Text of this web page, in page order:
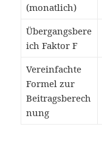
(monatlich)
Übergangsbere
ich Faktor F
Vereinfachte
Formel zur
Beitragsberech
nung